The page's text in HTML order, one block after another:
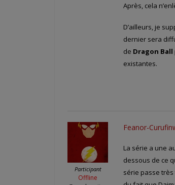
Après, cela
D’ailleurs, je
dernier sera
de Dragon Ball
existantes.
Participant
Offline
Feanor-
La série a une
dessous de ce
série passe